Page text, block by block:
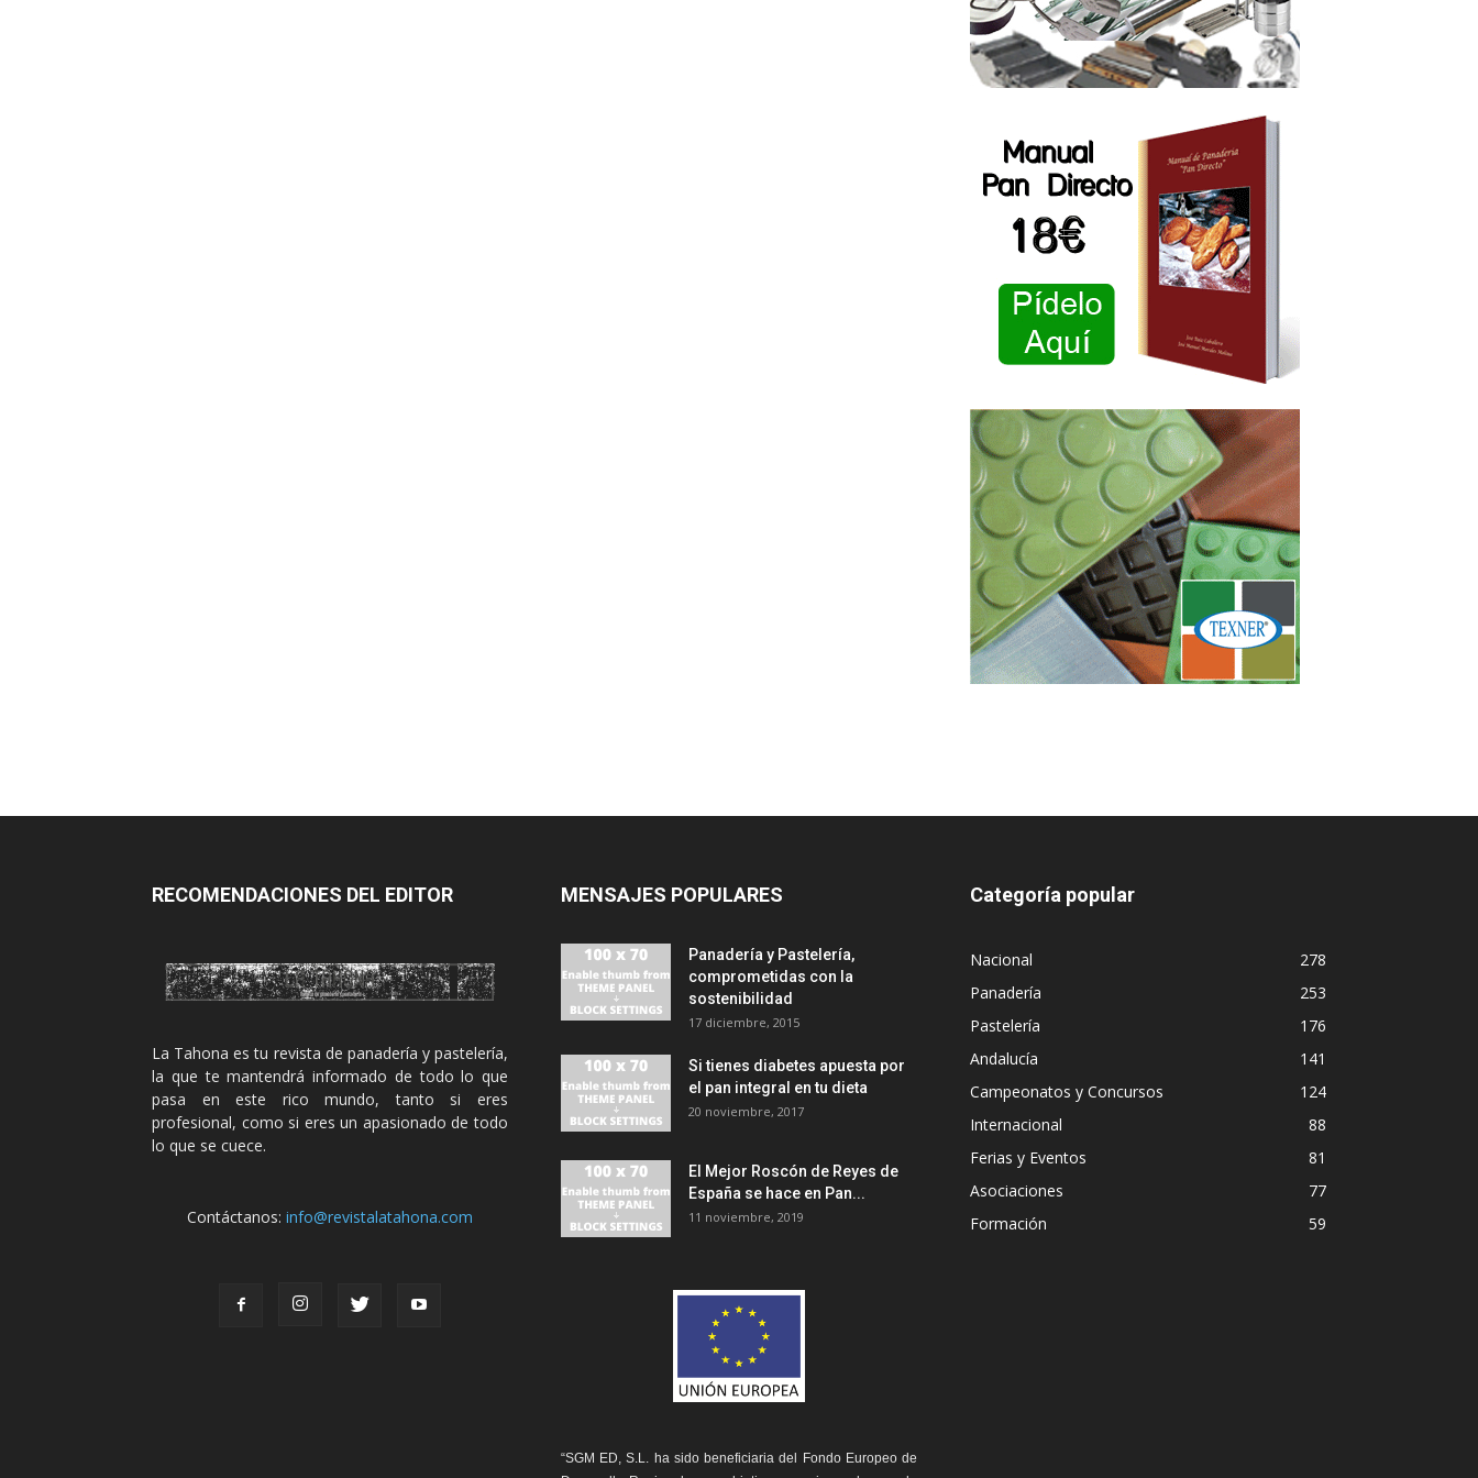
RECOMENDACIONES DEL EDITOR
La Tahona es tu revista de panadería y pastelería,
la que te mantendrá informado de todo lo que
pasa en este rico mundo, tanto si eres
profesional, como si eres un apasionado de todo
lo que se cuece.
Contáctanos: info@revistalatahona.com
MENSAJES POPULARES
Panadería y Pastelería,
comprometidas con la
sostenibilidad
17 diciembre, 2015
Si tienes diabetes apuesta por
el pan integral en tu dieta
20 noviembre, 2017
El Mejor Roscón de Reyes de
España se hace en Pan...
11 noviembre, 2019
“SGM ED, S.L. ha sido beneficiaria del Fondo Europeo de
Categoría popular
Nacional
278
Panadería
253
Pastelería
176
Andalucía
141
Campeonatos y Concursos
124
Internacional
88
Ferias y Eventos
81
Asociaciones
77
Formación
59